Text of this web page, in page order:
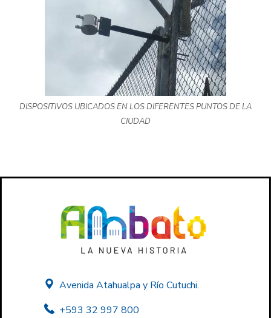
DISPOSITIVOS UBICADOS EN LOS DIFERENTES PUNTOS DE LA
CIUDAD
Avenida Atahualpa y Río Cutuchi.
+593 32 997 800